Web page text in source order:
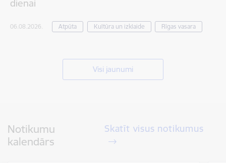
dienai
06.08.2026. Atpūta Kultūra un izklaide Rīgas vasara
Visi jaunumi
Notikumu
kalendārs
Skatīt visus notikumus